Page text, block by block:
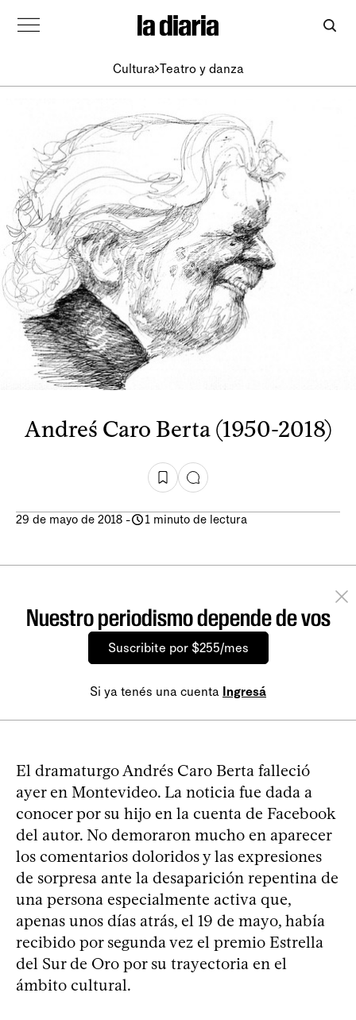
Cultura Teatro y danza
Andreś Caro Berta (1950-2018)
29 de mayo de 2018 - 1 minuto de lectura
Nuestro periodismo depende de vos
Suscribite por $255/mes
Si ya tenés una cuenta Ingresá
El dramaturgo Andrés Caro Berta falleció
ayer en Montevideo. La noticia fue dada a
conocer por su hijo en la cuenta de Facebook
del autor. No demoraron mucho en aparecer
los comentarios doloridos y las expresiones
de sorpresa ante la desaparición repentina de
una persona especialmente activa que,
apenas unos días atrás, el 19 de mayo, había
recibido por segunda vez el premio Estrella
del Sur de Oro por su trayectoria en el
ámbito cultural.